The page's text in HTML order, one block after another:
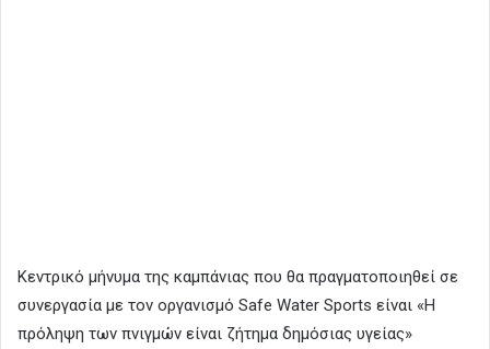
Κεντρικό μήνυμα της καμπάνιας που θα πραγματοποιηθεί σε
συνεργασία με τον οργανισμό Safe Water Sports είναι «Η
πρόληψη των πνιγμών είναι ζήτημα δημόσιας υγείας»